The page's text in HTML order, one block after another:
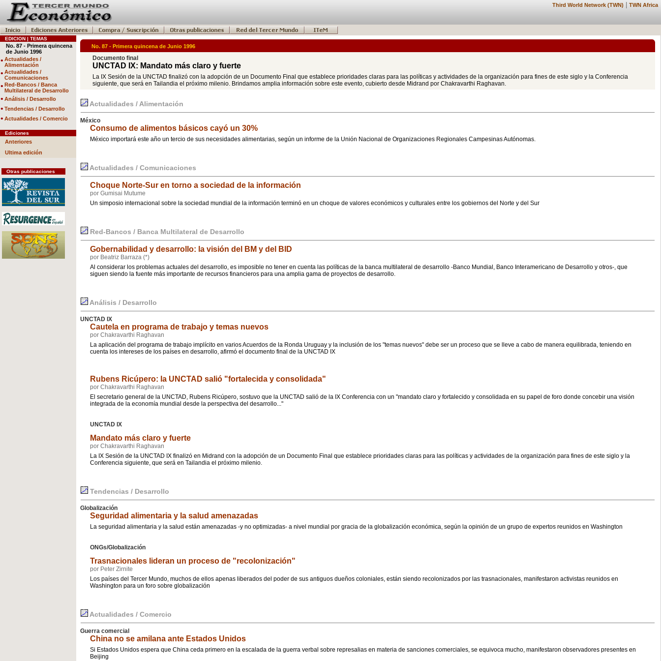
Third World Network (TWN) TWN Africa
EDICION | TEMAS
No. 87 - Primera quincena
de Junio 1996
• Actualidades /
Alimentación
• Actualidades /
Comunicaciones
• Red-Bancos / Banca
Multilateral de Desarrollo
• Análisis / Desarrollo
• Tendencias / Desarrollo
• Actualidades / Comercio
Ediciones
Anteriores
Ultima edición
Otras publicaciones
No. 87 - Primera quincena de Junio 1996
Documento final
UNCTAD IX: Mandato más claro y fuerte
La IX Sesión de la UNCTAD finalizó con la adopción de un Documento Final que establece prioridades claras para las políticas y actividades de la organización para fines de este siglo y la Conferencia
siguiente, que será en Tailandia el próximo milenio. Brindamos amplia información sobre este evento, cubierto desde Midrand por Chakravarthi Raghavan.
Actualidades / Alimentación
México
Consumo de alimentos básicos cayó un 30%
México importará este año un tercio de sus necesidades alimentarias, según un informe de la Unión Nacional de Organizaciones Regionales Campesinas Autónomas.
Actualidades / Comunicaciones
Choque Norte-Sur en torno a sociedad de la información
por Gumisai Mutume
Un simposio internacional sobre la sociedad mundial de la información terminó en un choque de valores económicos y culturales entre los gobiernos del Norte y del Sur
Red-Bancos / Banca Multilateral de Desarrollo
Gobernabilidad y desarrollo: la visión del BM y del BID
por Beatriz Barraza (*)
Al considerar los problemas actuales del desarrollo, es imposible no tener en cuenta las políticas de la banca multilateral de desarrollo -Banco Mundial, Banco Interamericano de Desarrollo y otros-, que
siguen siendo la fuente más importante de recursos financieros para una amplia gama de proyectos de desarrollo.
Análisis / Desarrollo
UNCTAD IX
Cautela en programa de trabajo y temas nuevos
por Chakravarthi Raghavan
La aplicación del programa de trabajo implícito en varios Acuerdos de la Ronda Uruguay y la inclusión de los "temas nuevos" debe ser un proceso que se lleve a cabo de manera equilibrada, teniendo en
cuenta los intereses de los países en desarrollo, afirmó el documento final de la UNCTAD IX
Rubens Ricúpero: la UNCTAD salió "fortalecida y consolidada"
por Chakravarthi Raghavan
El secretario general de la UNCTAD, Rubens Ricúpero, sostuvo que la UNCTAD salió de la IX Conferencia con un "mandato claro y fortalecido y consolidada en su papel de foro donde concebir una visión
integrada de la economía mundial desde la perspectiva del desarrollo..."
UNCTAD IX
Mandato más claro y fuerte
por Chakravarthi Raghavan
La IX Sesión de la UNCTAD IX finalizó en Midrand con la adopción de un Documento Final que establece prioridades claras para las políticas y actividades de la organización para fines de este siglo y la
Conferencia siguiente, que será en Tailandia el próximo milenio.
Tendencias / Desarrollo
Globalización
Seguridad alimentaria y la salud amenazadas
La seguridad alimentaria y la salud están amenazadas -y no optimizadas- a nivel mundial por gracia de la globalización económica, según la opinión de un grupo de expertos reunidos en Washington
ONGs/Globalización
Trasnacionales lideran un proceso de "recolonización"
por Peter Zirnite
Los países del Tercer Mundo, muchos de ellos apenas liberados del poder de sus antiguos dueños coloniales, están siendo recolonizados por las trasnacionales, manifestaron activistas reunidos en
Washington para un foro sobre globalización
Actualidades / Comercio
Guerra comercial
China no se amilana ante Estados Unidos
Si Estados Unidos espera que China ceda primero en la escalada de la guerra verbal sobre represalias en materia de sanciones comerciales, se equivoca mucho, manifestaron observadores presentes en
Beijing